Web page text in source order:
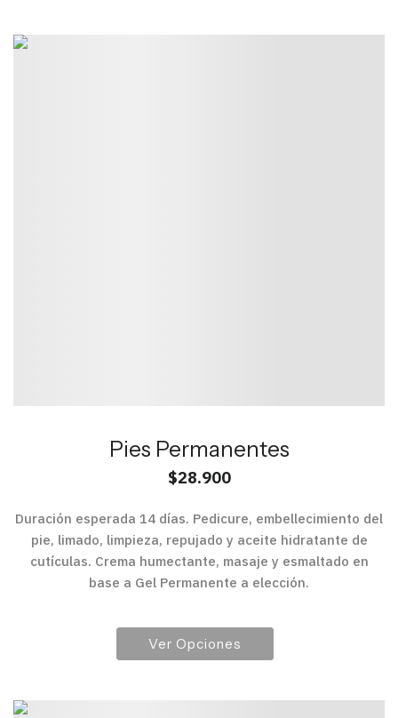
Pies Permanentes
$28.900
Duración esperada 14 días. Pedicure, embellecimiento del
pie, limado, limpieza, repujado y aceite hidratante de
cutículas. Crema humectante, masaje y esmaltado en
base a Gel Permanente a elección.
Ver Opciones